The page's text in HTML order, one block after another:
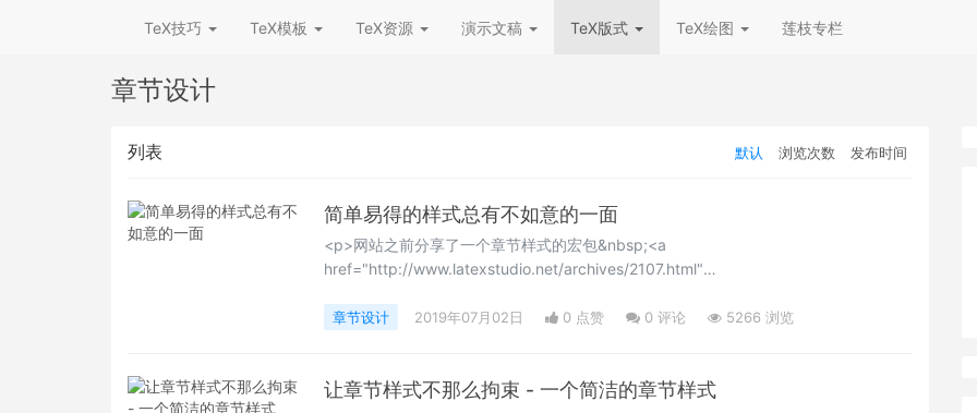
TeX技巧 TeX模板 TeX资源 演示文稿 TeX版式 TeX绘图 莲枝专栏
章节设计
列表 默认 浏览次数 发布时间
简单易得的样式总有不如意的一面
<p>网站之前分享了一个章节样式的宏包&nbsp;<a
href="http://www.latexstudio.net/archives/2107.html"
章节样式显示是非常好的，但是不带编号的样式，显得有点奇怪，多一个 0 的显示，因
章节设计 2019年07月02日 0 点赞 0 评论 5266 浏览
让章节样式不那么拘束 - 一个简洁的章节样式